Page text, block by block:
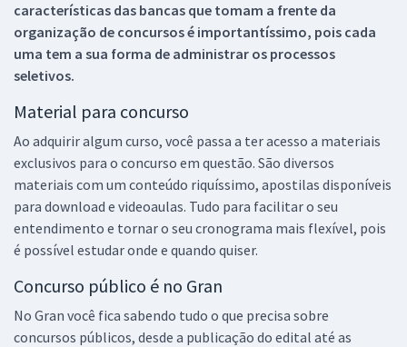
características das bancas que tomam a frente da
organização de concursos é importantíssimo, pois cada
uma tem a sua forma de administrar os processos
seletivos.
Material para concurso
Ao adquirir algum curso, você passa a ter acesso a materiais
exclusivos para o concurso em questão. São diversos
materiais com um conteúdo riquíssimo, apostilas disponíveis
para download e videoaulas. Tudo para facilitar o seu
entendimento e tornar o seu cronograma mais flexível, pois
é possível estudar onde e quando quiser.
Concurso público é no Gran
No Gran você fica sabendo tudo o que precisa sobre
concursos públicos, desde a publicação do edital até as